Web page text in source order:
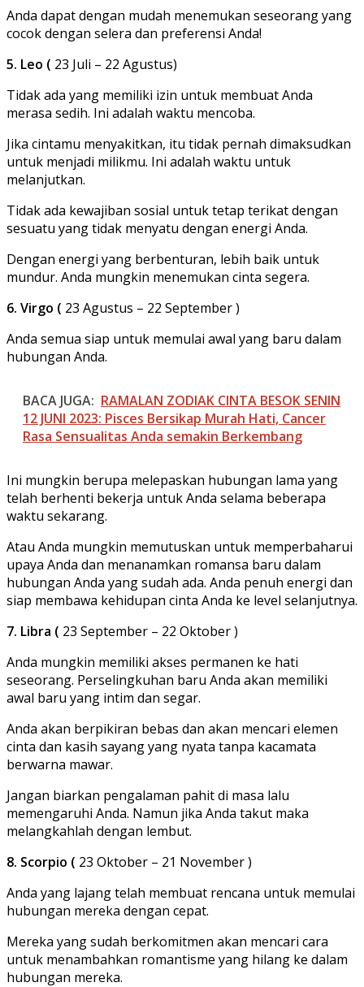
Anda dapat dengan mudah menemukan seseorang yang
cocok dengan selera dan preferensi Anda!
5. Leo ( 23 Juli – 22 Agustus)
Tidak ada yang memiliki izin untuk membuat Anda
merasa sedih. Ini adalah waktu mencoba.
Jika cintamu menyakitkan, itu tidak pernah dimaksudkan
untuk menjadi milikmu. Ini adalah waktu untuk
melanjutkan.
Tidak ada kewajiban sosial untuk tetap terikat dengan
sesuatu yang tidak menyatu dengan energi Anda.
Dengan energi yang berbenturan, lebih baik untuk
mundur. Anda mungkin menemukan cinta segera.
6. Virgo ( 23 Agustus – 22 September )
Anda semua siap untuk memulai awal yang baru dalam
hubungan Anda.
BACA JUGA: RAMALAN ZODIAK CINTA BESOK SENIN
12 JUNI 2023: Pisces Bersikap Murah Hati, Cancer
Rasa Sensualitas Anda semakin Berkembang
Ini mungkin berupa melepaskan hubungan lama yang
telah berhenti bekerja untuk Anda selama beberapa
waktu sekarang.
Atau Anda mungkin memutuskan untuk memperbaharui
upaya Anda dan menanamkan romansa baru dalam
hubungan Anda yang sudah ada. Anda penuh energi dan
siap membawa kehidupan cinta Anda ke level selanjutnya.
7. Libra ( 23 September – 22 Oktober )
Anda mungkin memiliki akses permanen ke hati
seseorang. Perselingkuhan baru Anda akan memiliki
awal baru yang intim dan segar.
Anda akan berpikiran bebas dan akan mencari elemen
cinta dan kasih sayang yang nyata tanpa kacamata
berwarna mawar.
Jangan biarkan pengalaman pahit di masa lalu
memengaruhi Anda. Namun jika Anda takut maka
melangkahlah dengan lembut.
8. Scorpio ( 23 Oktober – 21 November )
Anda yang lajang telah membuat rencana untuk memulai
hubungan mereka dengan cepat.
Mereka yang sudah berkomitmen akan mencari cara
untuk menambahkan romantisme yang hilang ke dalam
hubungan mereka.